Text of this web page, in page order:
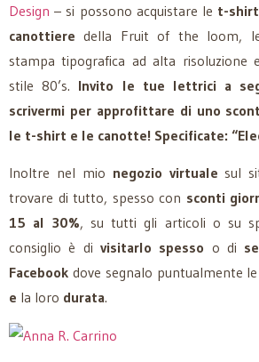
Design – si possono acquistare le t-
canottiere della Fruit of the loom,
stampa tipografica ad alta risoluzione
stile 80’s. Invito le tue lettrici a
scrivermi per approfittare di uno
le t-shirt e le canotte! Specificate:
Inoltre nel mio negozio virtuale sul
trovare di tutto, spesso con sconti
15 al 30%, su tutti gli articoli o su
consiglio è di visitarlo spesso o di
Facebook dove segnalo puntualmente le
e la loro durata.